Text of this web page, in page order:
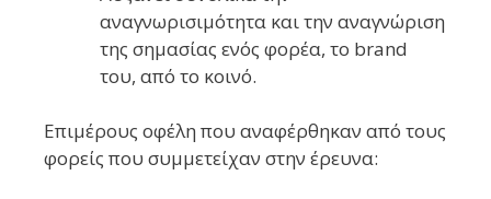
αναγνωρισιμότητα και την αναγνώριση
της σημασίας ενός φορέα, το brand
του, από το κοινό.
Επιμέρους οφέλη που αναφέρθηκαν από τους
φορείς που συμμετείχαν στην έρευνα: